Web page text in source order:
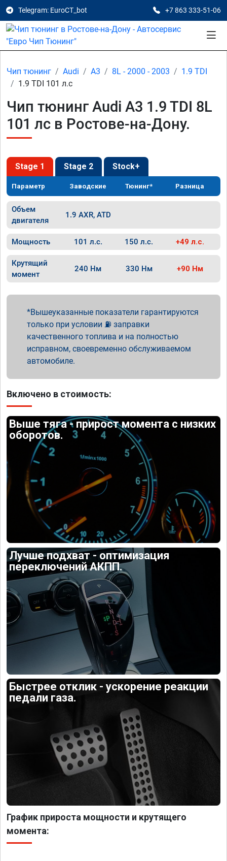
Telegram: EuroCT_bot +7 863 333-51-06
Чип тюнинг Audi A3 8L - 2000 - 2003
1.9 TDI
1.9 TDI 101 л.с
Чип тюнинг Audi A3 1.9 TDI 8L
101 лс в Ростове-на-Дону.
Stage 1 Stage 2 Stock+
Параметр Заводские Тюнинг* Разница
Объем
двигателя
1.9 AXR, ATD
Мощность 101 л.с. 150 л.с. +49 л.с.
Крутящий
момент
240 Нм 330 Нм +90 Нм
Вышеуказанные показатели гарантируются
только при условии ⛽ заправки
качественного топлива и на полностью
исправном, своевременно обслуживаемом
автомобиле.
Включено в стоимость:
Выше тяга - прирост момента с низких
оборотов.
Лучше подхват - оптимизация
переключений АКПП.
Быстрее отклик - ускорение реакции
педали газа.
График прироста мощности и крутящего
момента: